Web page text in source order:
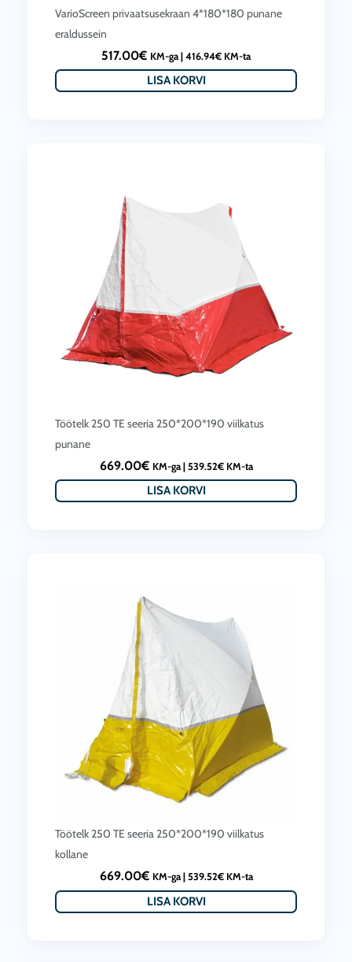
VarioScreen privaatsusekraan 4*180*180 punane
eraldussein
517.00€ KM-ga | 416.94€ KM-ta
LISA KORVI
Töötelk 250 TE seeria 250*200*190 viilkatus
punane
669.00€ KM-ga | 539.52€KM-ta
LISA KORVI
Töötelk 250 TE seeria 250*200*190 viilkatus
kollane
669.00€ KM-ga | 539.52€KM-ta
LISA KORVI